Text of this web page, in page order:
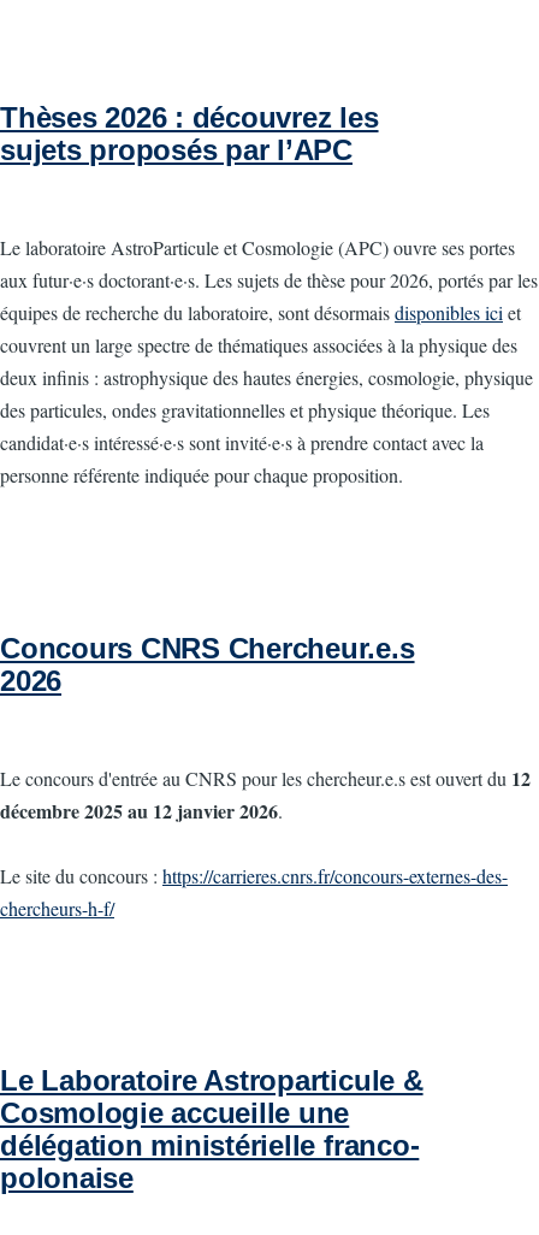
Thèses 2026 : découvrez les
sujets proposés par l’APC
Le laboratoire AstroParticule et Cosmologie (APC) ouvre ses portes
aux futur·e·s doctorant·e·s. Les sujets de thèse pour 2026, portés par les
équipes de recherche du laboratoire, sont désormaisdisponibles ici et
couvrent un large spectre de thématiques associées à la physique des
deux infinis : astrophysique des hautes énergies, cosmologie, physique
des particules, ondes gravitationnelles et physique théorique. Les
candidat·e·s intéressé·e·s sont invité·e·s à prendre contact avec la
personne référente indiquée pour chaque proposition.
Concours CNRS Chercheur.e.s
2026
Le concours d'entrée au CNRS pour les chercheur.e.s est ouvert du 12
décembre 2025 au 12 janvier 2026.
Le site du concours : https://carrieres.cnrs.fr/concours-externes-des-
chercheurs-h-f/
Le Laboratoire Astroparticule &
Cosmologie accueille une
délégation ministérielle franco-
polonaise